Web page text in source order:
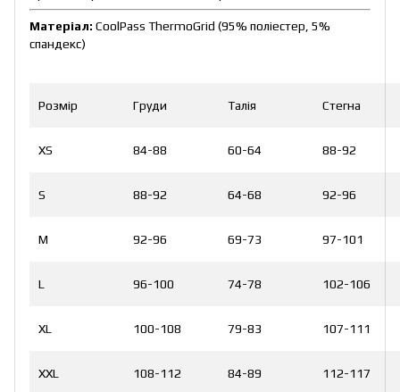
Матеріал: CoolPass ThermoGrid (95% поліестер, 5%
спандекс)
Розмір Груди Талія Стегна
XS 84-88 60-64 88-92
S 88-92 64-68 92-96
M 92-96 69-73 97-101
L 96-100 74-78 102-106
XL 100-108 79-83 107-111
XXL 108-112 84-89 112-117